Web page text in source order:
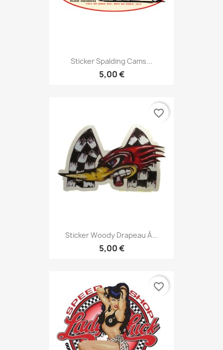
Sticker Spalding Cams...
5,00 €
Sticker Woody Drapeau À...
5,00 €
favorite_border
favorite_border